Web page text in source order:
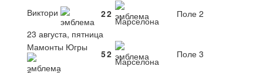
Виктори
22
Марселона
Поле 2
23 августа, пятница
Мамонты Югры
52
Марселона
Поле 3